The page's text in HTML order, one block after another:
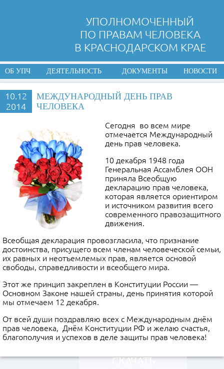
УПОЛНОМОЧЕННЫЙ
ПО ПРАВАМ ЧЕЛОВЕКА
В КРАСНОДАРСКОМ КРАЕ
ОБ УПЧ ДЕЯТЕЛЬНОСТЬ ДОКУМЕНТЫ НОВОСТИ
10.12
2014
МЕЖДУНАРОДНЫЙ ДЕНЬ ПРАВ
ЧЕЛОВЕКА
Сегодня во всем мире
отмечается Международный
день прав человека.
10 декабря 1948 года
Генеральная Ассамблея ООН
приняла Всеобщую
декларацию прав человека,
которая является ориентиром
и источником развития всего
современного правозащитного
движения.
Всеобщая декларация провозгласила, что признание
достоинства, присущего всем членам человеческой семьи,
их равных и неотъемлемых прав, является основой
свободы, справедливости и всеобщего мира.
Этот же принцип закреплен в Конституции России —
Основном Законе нашей страны, день принятия которой
мы отмечаем 12 декабря.
От всей души поздравляю всех с Международным днём
прав человека, Днём Конституции РФ и желаю счастья,
благополучия и успехов в деле защиты прав человека!
СКАЧАТЬ